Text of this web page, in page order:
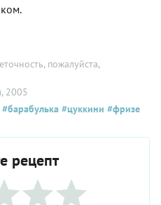
пожалуйста,
2005
#барабулька #цуккини #фризе
рецепт